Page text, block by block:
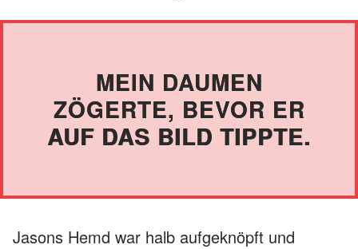
MEIN DAUMEN
ZÖGERTE, BEVOR ER
AUF DAS BILD TIPPTE.
Jasons Hemd war halb aufgeknöpft und